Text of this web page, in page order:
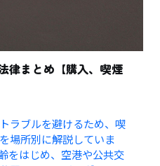
律まとめ【購入、喫煙
ラブルを避けるため、喫
場所別に解説していま
をはじめ、空港や公共交